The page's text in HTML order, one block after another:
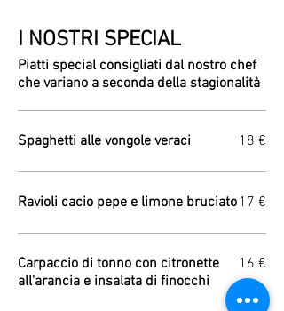
I NOSTRI SPECIAL
Piatti special consigliati dal nostro chef
che variano a seconda della stagionalità
Spaghetti alle vongole veraci 18 €
Ravioli cacio pepe e limone bruciato 17 €
Carpaccio di tonno con citronette
all'arancia e insalata di finocchi
16 €